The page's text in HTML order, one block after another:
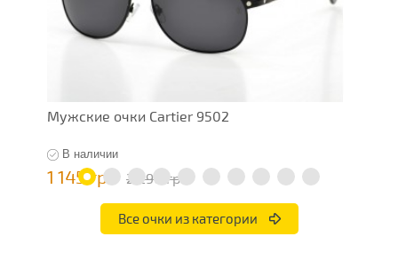
Мужские очки Cartier 9502
В наличии
1 145 грн 2 290 грн
Все очки из категории